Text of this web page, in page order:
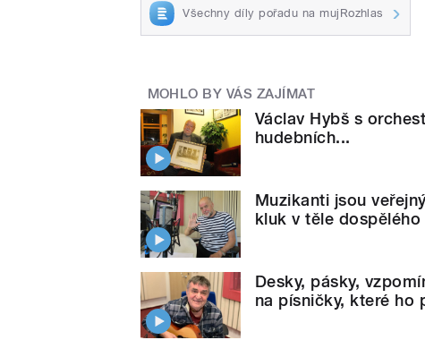
Všechny díly pořadu na mujRozhlas
MOHLO BY VÁS ZAJÍMAT
Václav Hybš s
hudebních...
Muzikanti jsou
kluk v těle dospělého
Desky, pásky,
na písničky, které ho